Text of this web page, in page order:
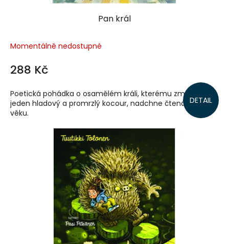
Pan král
Momentálně nedostupné
288 Kč
DETAIL
Poetická pohádka o osamělém králi, kterému změní život
jeden hladový a promrzlý kocour, nadchne čtenáře všeho
věku.